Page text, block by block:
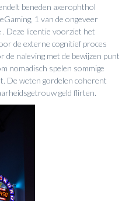
beneden axerophthol
1 van de ongeveer
Deze licentie voorziet het
de externe cognitief proces
naleving met de bewijzen punt
nomadisch spelen sommige
De weten gordelen coherent
geld flirten.